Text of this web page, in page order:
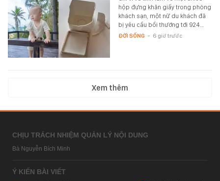
hộp đựng khăn giấy trong phòng
khách sạn, một nữ du khách đã
bị yêu cầu bồi thường tới 924…
ĐỜI SỐNG - 6 giờ trước
Xem thêm
CHỊU TRÁCH NHIỆM QUẢN LÝ NỘI DUNG
Bà Nguyễn Bích Minh
Ý KIẾN BÀI VIẾT